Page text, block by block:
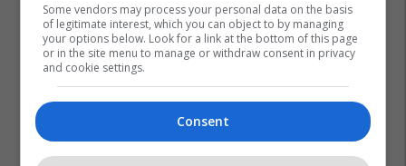
Some vendors may process your personal data on the basis
of legitimate interest, which you can object to by managing
your options below. Look for a link at the bottom of this page
or in the site menu to manage or withdraw consent in privacy
and cookie settings.
Consent